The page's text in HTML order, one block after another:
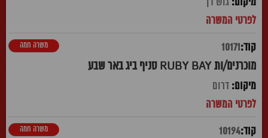
10171
מוכרנים/ות RUBY BAY סניף ביג באר שבע
משרה חמה
דרום
10194 משרה חמה